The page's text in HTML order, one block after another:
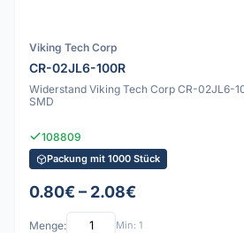
Viking Tech Corp
CR-02JL6-100R
Widerstand Viking Tech Corp CR-02JL6-
SMD
108809
Packung mit 1000 Stück
0.80€ – 2.08€
Menge: Min: 1